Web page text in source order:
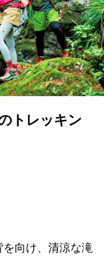
トレッキン
向け、清涼な滝